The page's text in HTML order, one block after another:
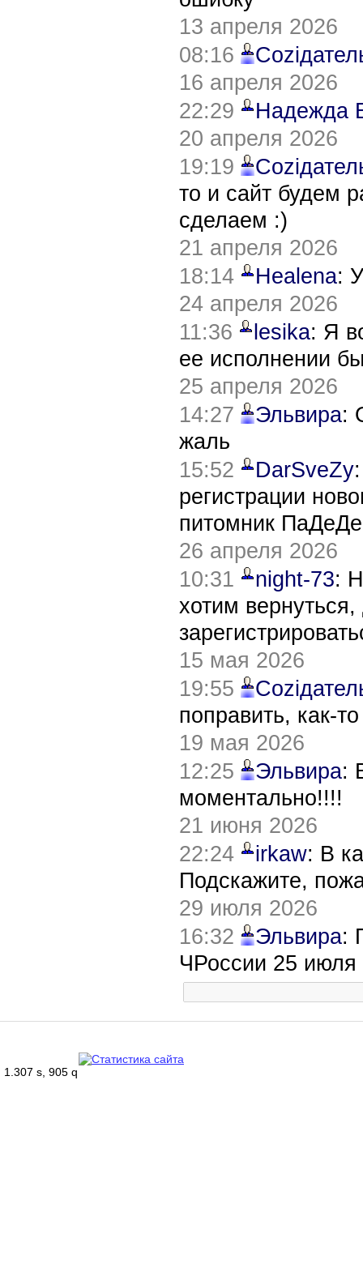
13 апреля 2026
08:16
16 апреля 2026
22:29
Надежда
20 апреля 2026
19:19
то и сайт будем
сделаем :)
21 апреля 2026
18:14
Healena:
24 апреля 2026
11:36
lesika: Я
ее исполнении
25 апреля 2026
14:27
Эльвира:
жаль
15:52
DarSveZy
регистрации
питомник
26 апреля 2026
10:31
night-73:
хотим
15 мая 2026
19:55
поправить, как-
19 мая 2026
12:25
Эльвира:
моментально!!!!
21 июня 2026
22:24
irkaw: В
Подскажите,
29 июля 2026
16:32
Эльвира:
ЧРоссии 25 июля
1.307 s, 905 q